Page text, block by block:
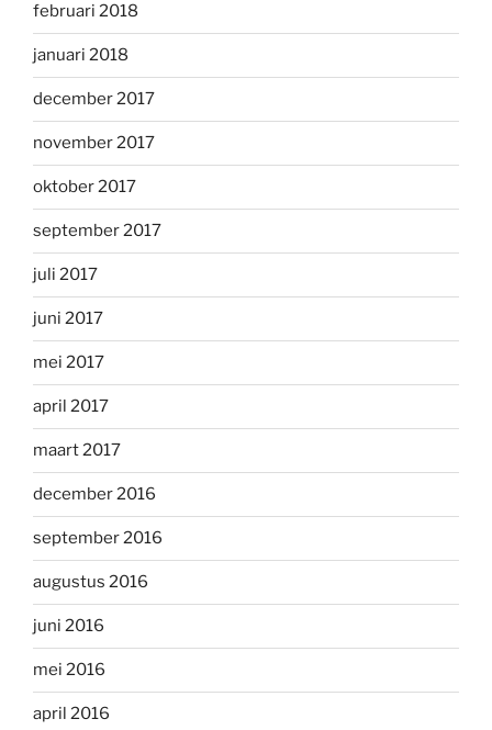
februari 2018
januari 2018
december 2017
november 2017
oktober 2017
september 2017
juli 2017
juni 2017
mei 2017
april 2017
maart 2017
december 2016
september 2016
augustus 2016
juni 2016
mei 2016
april 2016